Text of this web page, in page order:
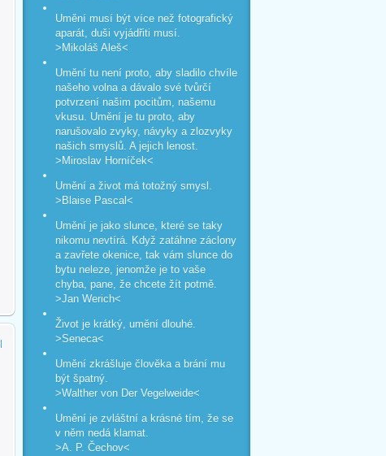
Umění musí být více než fotografický
aparát, duši vyjádřiti musí.
>Mikoláš Aleš<
Umění tu není proto, aby sladilo chvíle
našeho volna a dávalo své tvůrčí
potvrzení našim pocitům, našemu
vkusu. Umění je tu proto, aby
narušovalo zvyky, návyky a zlozvyky
našich smyslů. A jejich lenost.
>Miroslav Horníček<
Umění a život má totožný smysl.
>Blaise Pascal<
Umění je jako slunce, které se taky
nikomu nevtírá. Když zatáhne záclony
a zavřete okenice, tak vám slunce do
bytu neleze, jenomže je to vaše
chyba, pane, že chcete žít potmě.
>Jan Werich<
Život je krátký, umění dlouhé.
>Seneca<
Umění zkrášluje člověka a brání mu
být špatný.
>Walther von Der Vegelweide<
Umění je zvláštní a krásné tím, že se
v něm nedá klamat.
>A. P. Čechov<